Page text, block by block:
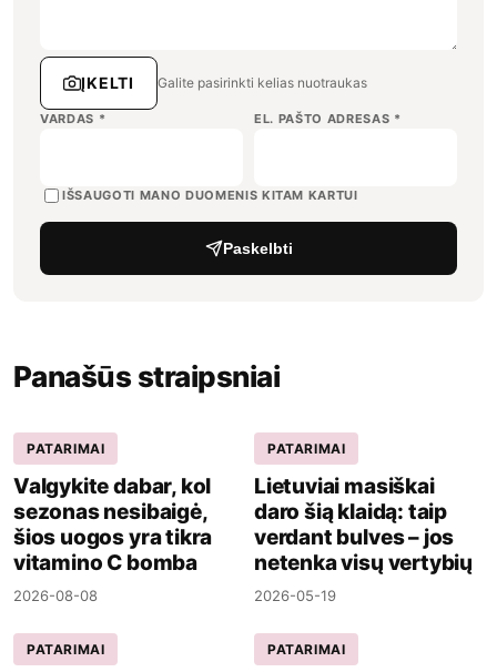
ĮKELTI Galite pasirinkti kelias nuotraukas
VARDAS * EL. PAŠTO ADRESAS *
IŠSAUGOTI MANO DUOMENIS KITAM KARTUI
Paskelbti
Panašūs straipsniai
PATARIMAI
Valgykite dabar, kol
sezonas nesibaigė,
šios uogos yra tikra
vitamino C bomba
2026-08-08
PATARIMAI
Lietuviai masiškai
daro šią klaidą: taip
verdant bulves – jos
netenka visų vertybių
2026-05-19
PATARIMAI PATARIMAI